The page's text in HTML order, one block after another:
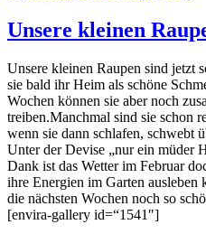
Unsere kleinen
Unsere kleinen Raupen sind jetzt
sie bald ihr Heim als schöne
Wochen können sie aber noch
treiben.Manchmal sind sie schon
wenn sie dann schlafen, schwebt
Unter der Devise „nur ein müder
Dank ist das Wetter im Februar
ihre Energien im Garten
die nächsten Wochen noch so
[envira-gallery id=“1541″]